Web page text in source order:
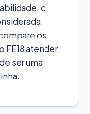
o
os
FE18 atender
ser uma